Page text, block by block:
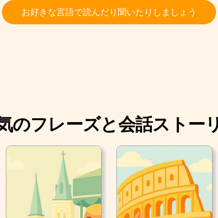
お好きな言語で読んだり聞いたりしましょう
のフレーズと会話ストー